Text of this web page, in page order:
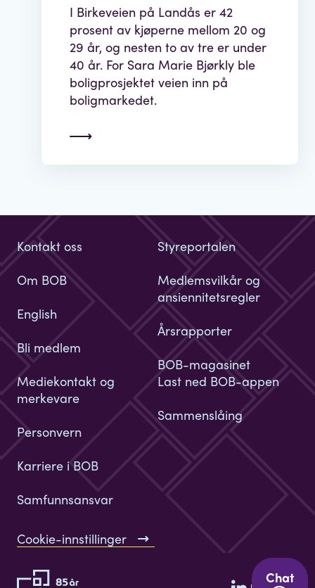
I Birkeveien på Landås er 42
prosent av kjøperne mellom 20 og
29 år, og nesten to av tre er under
40 år. For Sara Marie Bjørkly ble
boligprosjektet veien inn på
boligmarkedet.
Kontakt oss
Om BOB
English
Bli medlem
Styreportalen
Medlemsvilkår og
ansiennitetsregler
Årsrapporter
BOB-magasinet
Mediekontakt og
merkevare
Personvern
Karriere i BOB
Samfunnsansvar
Last ned BOB-appen
Sammenslåing
Cookie-innstillinger
Chat